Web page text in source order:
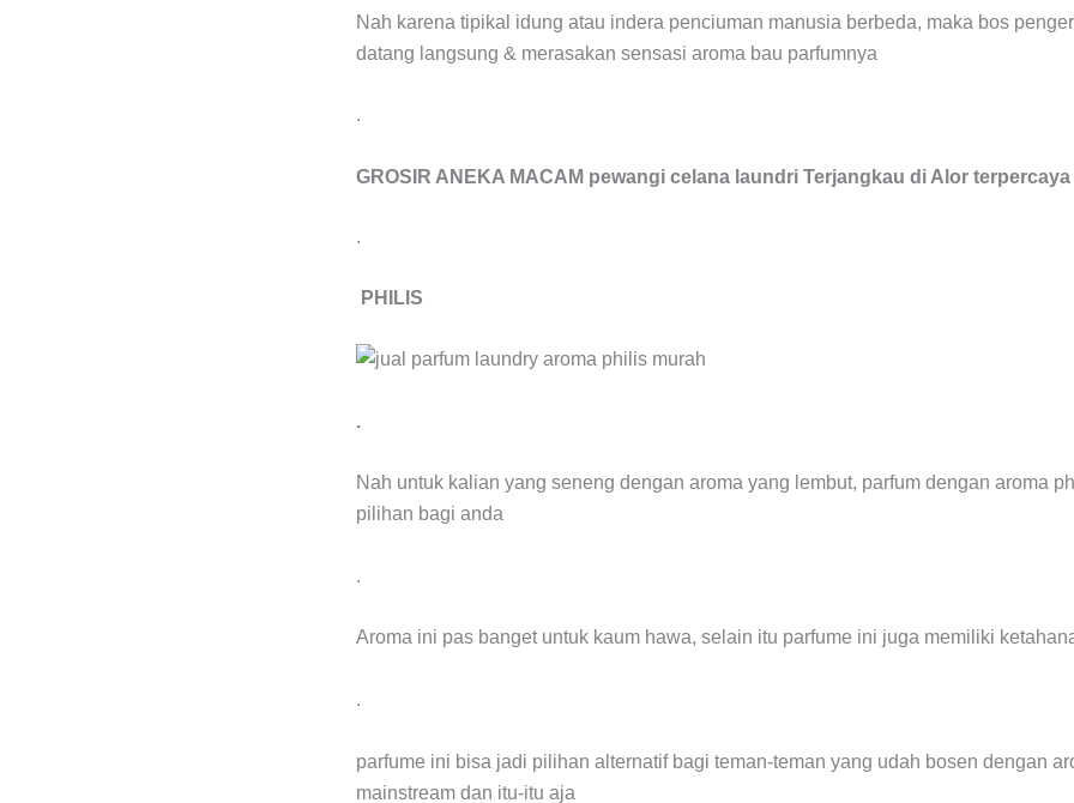
Nah karena tipikal idung atau indera penciuman manusia berbeda, maka bos
datang langsung & merasakan sensasi aroma bau parfumnya
.
GROSIR ANEKA MACAM pewangi celana laundri Terjangkau di Alor terpercaya
.
PHILIS
.
Nah untuk kalian yang seneng dengan aroma yang lembut, parfum dengan aroma
pilihan bagi anda
.
Aroma ini pas banget untuk kaum hawa, selain itu parfume ini juga memiliki
.
parfume ini bisa jadi pilihan alternatif bagi teman-teman yang udah bosen dengan
mainstream dan itu-itu aja